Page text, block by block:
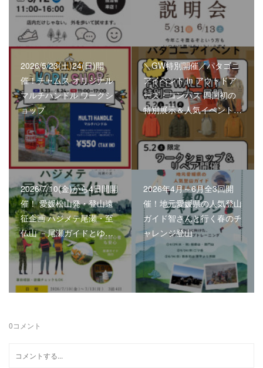
2026/5/23(土)24(日)開
催！チャムス オリジナル
マルチハンドル ワークシ
ョップ
＼GW特別開催／パタゴニ
アイベント in アウトドア
ーズ・コンパス 四国初の
特別展示＆人気イベント…
2026/7/10(金)から4日間開
催！ 愛媛松山発・登山遠
征企画 ハジメテ尾瀬・至
仏山 －尾瀬ガイドとゆ…
2026年4月～6月全3回開
催！地元愛媛県の人気登山
ガイド智さんと行く春のチ
ャレンジ登山
0コメント